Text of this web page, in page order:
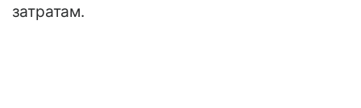
затратам.